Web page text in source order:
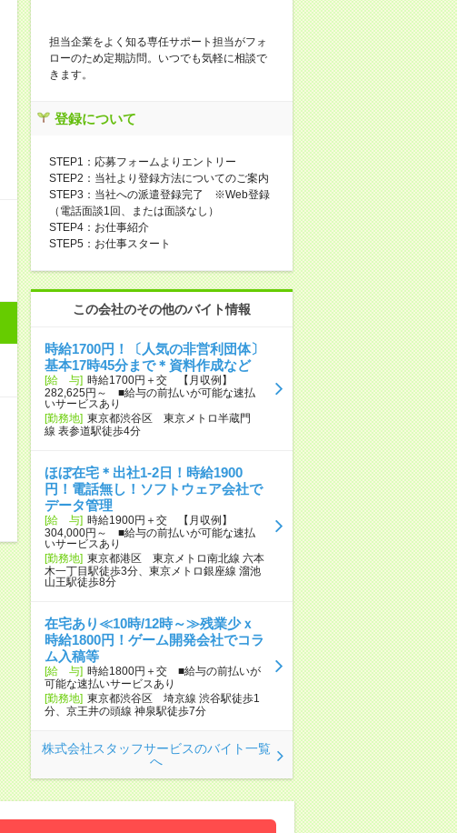
担当企業をよく知る専任サポート担当がフォ
ローのため定期訪問。いつでも気軽に相談で
きます。
登録について
STEP1：応募フォームよりエントリー
STEP2：当社より登録方法についてのご案内
STEP3：当社への派遣登録完了 ※Web登録
（電話面談1回、または面談なし）
STEP4：お仕事紹介
STEP5：お仕事スタート
この会社のその他のバイト情報
時給1700円！〔人気の非営利団体〕
基本17時45分まで＊資料作成など
[給 与] 時給1700円＋交 【月収例】
282,625円～ ■給与の前払いが可能な速払
いサービスあり
[勤務地] 東京都渋谷区 東京メトロ半蔵門
線 表参道駅徒歩4分
ほぼ在宅＊出社1-2日！時給1900
円！電話無し！ソフトウェア会社で
データ管理
[給 与] 時給1900円＋交 【月収例】
304,000円～ ■給与の前払いが可能な速払
いサービスあり
[勤務地] 東京都港区 東京メトロ南北線 六本
木一丁目駅徒歩3分、東京メトロ銀座線 溜池
山王駅徒歩8分
在宅あり≪10時/12時～≫残業少ｘ
時給1800円！ゲーム開発会社でコラ
ム入稿等
[給 与] 時給1800円＋交 ■給与の前払いが
可能な速払いサービスあり
[勤務地] 東京都渋谷区 埼京線 渋谷駅徒歩1
分、京王井の頭線 神泉駅徒歩7分
株式会社スタッフサービスのバイト一覧
へ